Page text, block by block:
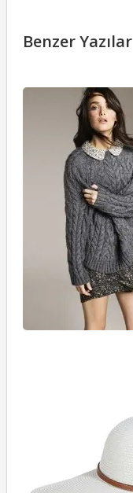
Benzer Yazılar